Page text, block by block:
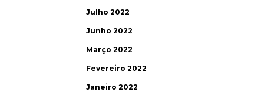
Julho 2022
Junho 2022
Março 2022
Fevereiro 2022
Janeiro 2022